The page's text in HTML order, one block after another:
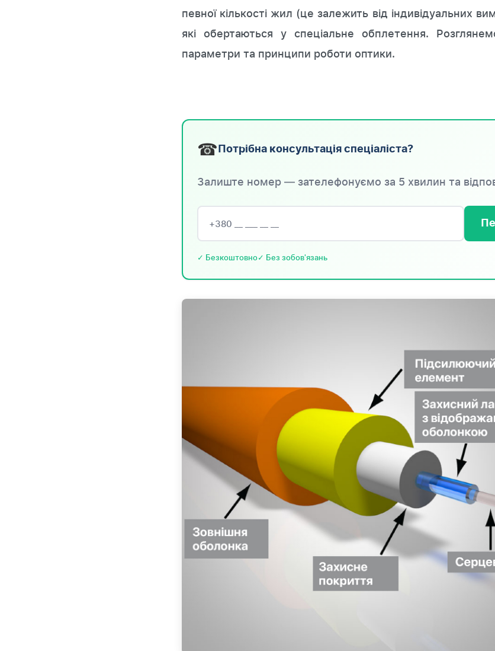
певної кількості жил (це залежить від індивідуальних
які обертаються у спеціальне обплетення.
параметри та принципи роботи оптики.
☎ Потрібна консультація спеціаліста?
Залиште номер — зателефонуємо за 5 хвилин та
✓ Безкоштовно✓ Без зобов'язань